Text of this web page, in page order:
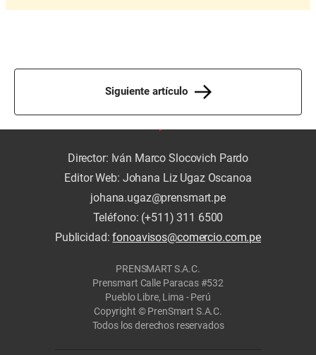
Siguiente artículo
Director: Iván Marco Slocovich Pardo
Editor Web: Johana Liz Ugaz Oscanoa
johana.ugaz@prensmart.pe
Teléfono: (+511) 311 6500
Publicidad:fonoavisos@comercio.com.pe
PRENSMART S.A.C.
Prensmart Calle Paracas #532
Pueblo Libre, Lima - Perú
Copyright © PrenSmart S.A.C.
Todos los derechos reservados